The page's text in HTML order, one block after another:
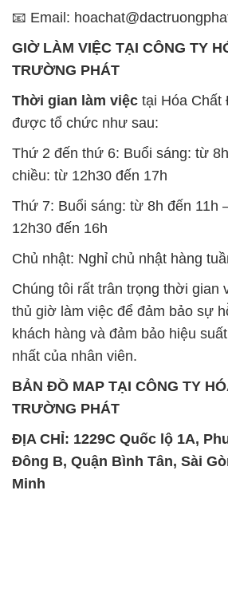
📧 Email:
GIỜ LÀM VIỆC TẠI CÔNG TY
TRƯỜNG PHÁT
Thời gian làm việc tại Hóa
được tổ chức như sau:
Thứ 2 đến thứ 6: Buổi sáng: từ
chiều: từ 12h30 đến 17h
Thứ 7: Buổi sáng: từ 8h đến 11h
12h30 đến 16h
Chủ nhật: Nghỉ chủ nhật hàng
Chúng tôi rất trân trọng thời gian
thủ giờ làm việc để đảm bảo sự
khách hàng và đảm bảo hiệu
nhất của nhân viên.
BẢN ĐỒ MAP TẠI CÔNG TY
TRƯỜNG PHÁT
ĐỊA CHỈ: 1229C Quốc lộ 1A,
Đông B, Quận Bình Tân, Sài
Minh